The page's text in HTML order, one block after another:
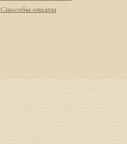
Способы оплаты